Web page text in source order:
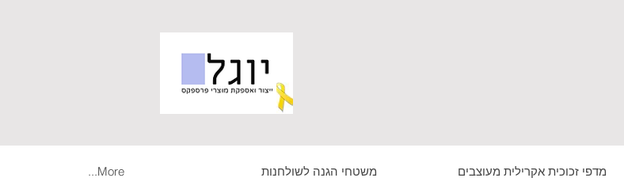
מדפי זכוכית אקרילית מעוצבים משטחי הגנה לשולחנות More...